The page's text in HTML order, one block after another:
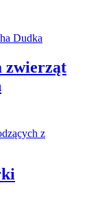
zwierząt